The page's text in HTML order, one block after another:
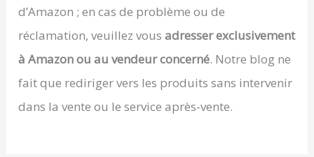
d’Amazon ; en cas de problème ou de
réclamation, veuillez vousadresser exclusivement
à Amazon ou au vendeur concerné. Notre blog ne
fait que rediriger vers les produits sans intervenir
dans la vente ou le service après-vente.